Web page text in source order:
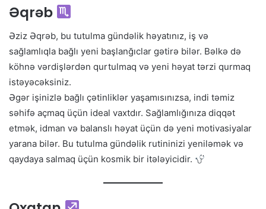
Əqrəb
Əziz Əqrəb, bu tutulma gündəlik həyatınız, iş və
sağlamlıqla bağlı yeni başlanğıclar gətirə bilər. Bəlkə də
köhnə vərdişlərdən qurtulmaq və yeni həyat tərzi qurmaq
istəyəcəksiniz.
Əgər işinizlə bağlı çətinliklər yaşamısınızsa, indi təmiz
səhifə açmaq üçün ideal vaxtdır. Sağlamlığınıza diqqət
etmək, idman və balanslı həyat üçün də yeni motivasiyalar
yarana bilər. Bu tutulma gündəlik rutininizi yeniləmək və
qaydaya salmaq üçün kosmik bir itələyicidir.